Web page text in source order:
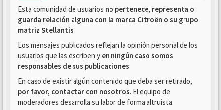
Esta comunidad de usuarios no pertenece, representa o
guarda relación alguna con la marca Citroën o su grupo
matriz Stellantis.
Los mensajes publicados reflejan la opinión personal de los
usuarios que las escriben y en ningún caso somos
responsables de sus publicaciones.
En caso de existir algún contenido que deba ser retirado,
por favor, contactar con nosotros. El equipo de
moderadores desarrolla su labor de forma altruista.